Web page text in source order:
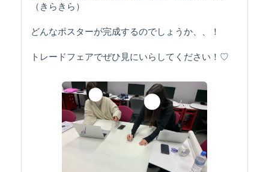
（きらきら）
どんなポスターが完成するのでしょうか、、！
トレードフェアでぜひ見にいらしてください！♡